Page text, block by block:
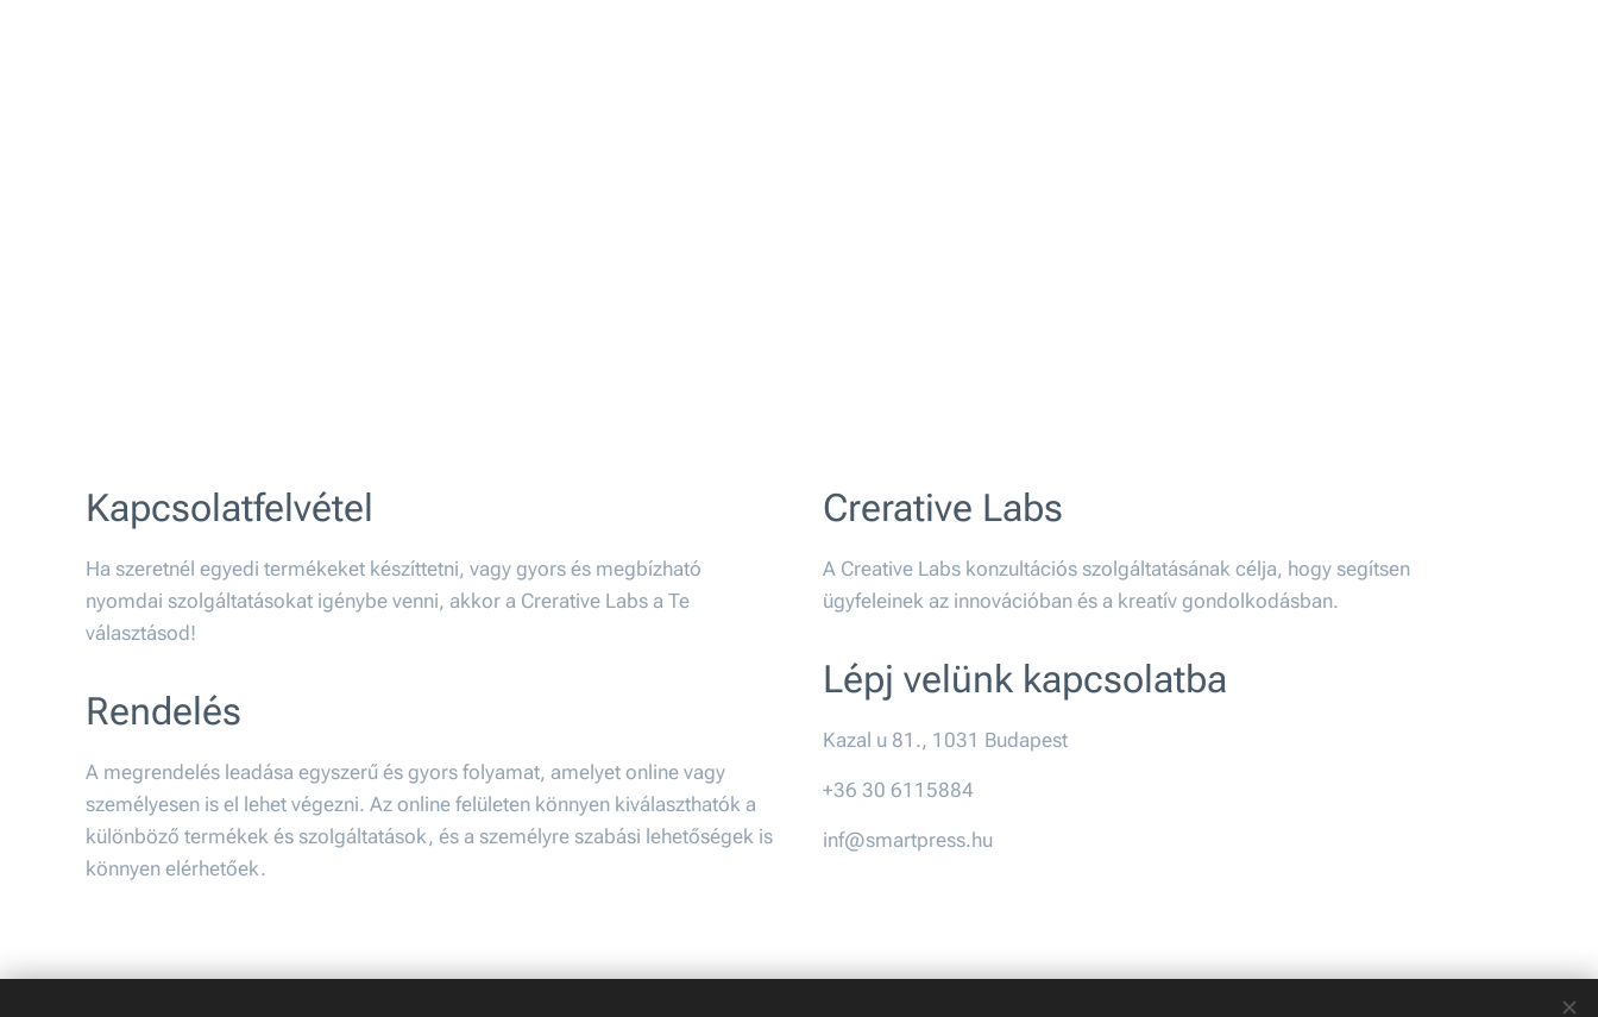
Kapcsolatfelvétel
Ha szeretnél egyedi termékeket készíttetni, vagy gyors és megbízható
nyomdai szolgáltatásokat igénybe venni, akkor a Crerative Labs a Te
választásod!
Rendelés
A megrendelés leadása egyszerű és gyors folyamat, amelyet online vagy
személyesen is el lehet végezni. Az online felületen könnyen kiválaszthatók a
különböző termékek és szolgáltatások, és a személyre szabási lehetőségek is
könnyen elérhetőek.
Crerative Labs
A Creative Labs konzultációs szolgáltatásának célja, hogy segítsen
ügyfeleinek az innovációban és a kreatív gondolkodásban.
Lépj velünk kapcsolatba
Kazal u 81., 1031 Budapest
+36 30 6115884
inf@smartpress.hu